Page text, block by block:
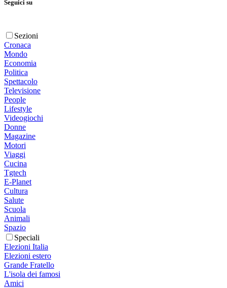
Seguici su
Sezioni
Cronaca
Mondo
Economia
Politica
Spettacolo
Televisione
People
Lifestyle
Videogiochi
Donne
Magazine
Motori
Viaggi
Cucina
Tgtech
E-Planet
Cultura
Salute
Scuola
Animali
Spazio
Speciali
Elezioni Italia
Elezioni estero
Grande Fratello
L'isola dei famosi
Amici